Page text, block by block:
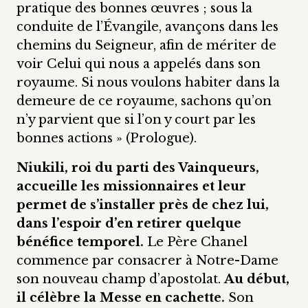
pratique des bonnes œuvres ; sous la
conduite de l’Évangile, avançons dans les
chemins du Seigneur, afin de mériter de
voir Celui qui nous a appelés dans son
royaume. Si nous voulons habiter dans la
demeure de ce royaume, sachons qu’on
n’y parvient que si l’on y court par les
bonnes actions » (Prologue).
Niukili, roi du parti des Vainqueurs,
accueille les missionnaires et leur
permet de s’installer près de chez lui,
dans l’espoir d’en retirer quelque
bénéfice temporel. Le Père Chanel
commence par consacrer à Notre-Dame
son nouveau champ d’apostolat.Au début,
il célèbre la Messe en cachette. Son